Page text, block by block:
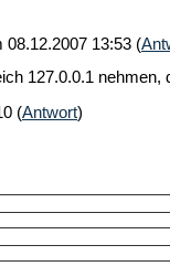
08.12.2007 13:53 (
127.0.0.1
(Antwort)